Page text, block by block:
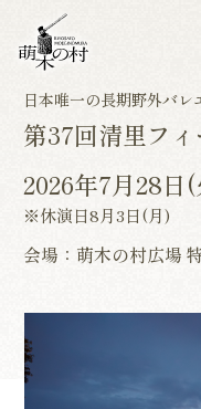
日本唯一の長期野外バレ
第37回清里フ
2026年7月28日
※休演日8月3日(月)
会場：萌木の村広場